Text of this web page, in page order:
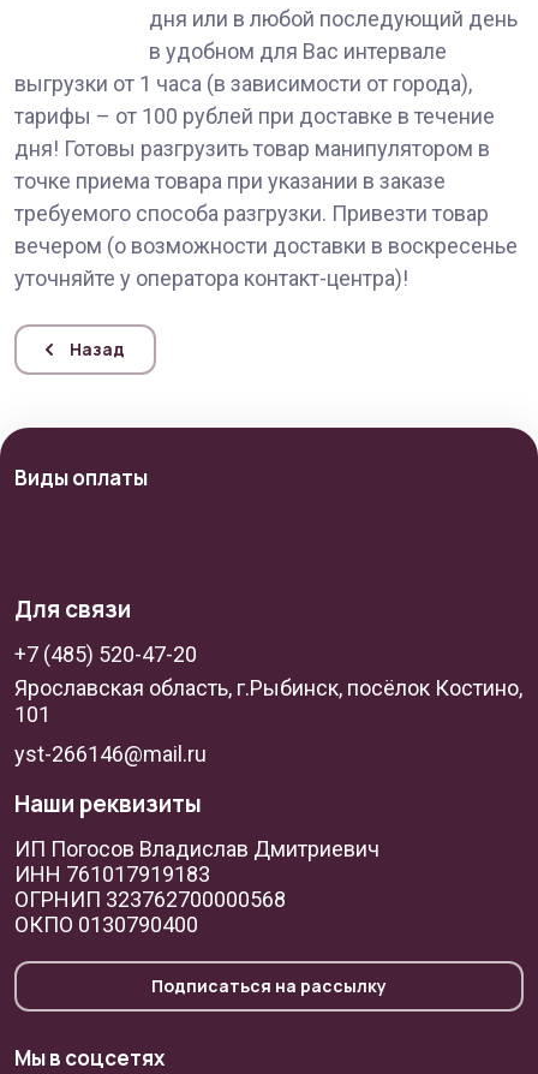
дня или в любой последующий день
в удобном для Вас интервале
выгрузки от 1 часа (в зависимости от города),
тарифы – от 100 рублей при доставке в течение
дня! Готовы разгрузить товар манипулятором в
точке приема товара при указании в заказе
требуемого способа разгрузки. Привезти товар
вечером (о возможности доставки в воскресенье
уточняйте у оператора контакт-центра)!
Назад
Для связи
+7 (485) 520-47-20
Ярославская область, г.Рыбинск, посёлок Костино,
101
yst-266146@mail.ru
Наши реквизиты
ИП Погосов Владислав Дмитриевич
ИНН 761017919183
ОГРНИП 323762700000568
ОКПО 0130790400
Подписаться на рассылку
Мы в соцсетях
Виды оплаты